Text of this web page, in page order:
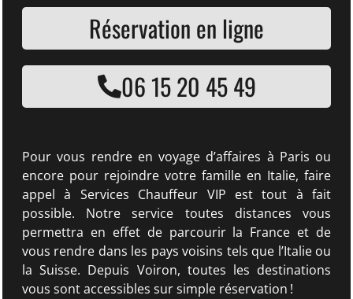
Réservation en ligne
06 15 20 45 49
Pour vous rendre en voyage d’affaires à Paris ou
encore pour rejoindre votre famille en Italie, faire
appel à Services Chauffeur VIP est tout à fait
possible. Notre service toutes distances vous
permettra en effet de parcourir la France et de
vous rendre dans les pays voisins tels que l’Italie ou
la Suisse. Depuis Voiron, toutes les destinations
vous sont accessibles sur simple réservation !